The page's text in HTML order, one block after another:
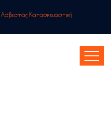
Ασβεστάς Κατασκευαστική